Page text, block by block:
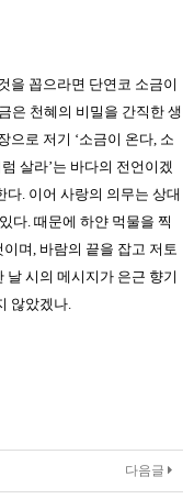
을 꼽으라면 단연코 소금이
은 천혜의 비밀을 간직한 생
으로 저기 ‘소금이 온다, 소
살라’는 바다의 전언이겠
. 이어 사랑의 의무는 상대
다. 때문에 하얀 먹물을 찍
며, 바람의 끝을 잡고 저토
날 시의 메시지가 은근 향기
않았겠나.
다음글